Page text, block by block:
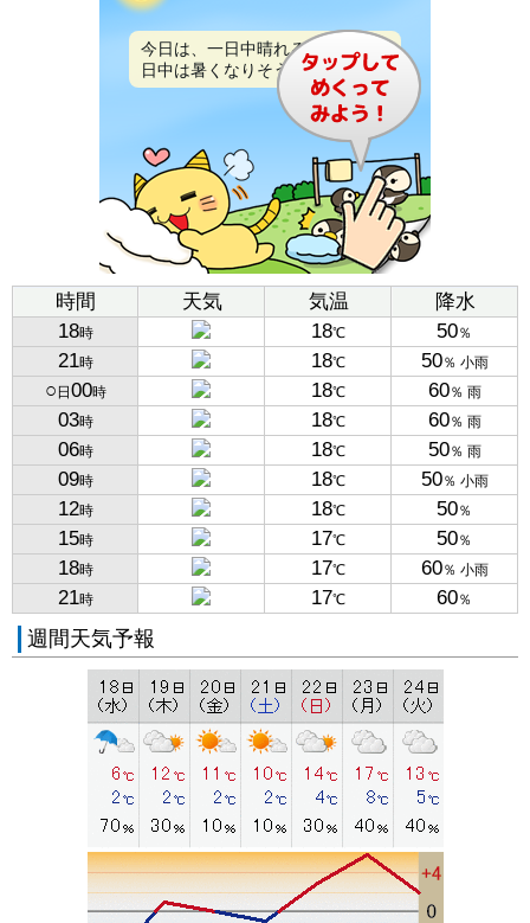
今日は、一日中晴れるでしょう。
日中は暑くなりそうです。
時間 天気 気温
降水
18時 18℃ 50％
21時 18℃ 50％ 小雨
○ 日 00時 18℃ 60％ 雨
03時 18℃ 60％ 雨
06時 18℃ 50％ 雨
09時 18℃ 50％ 小雨
12時 18℃ 50％
15時 17℃ 50％
18時 17℃ 60％ 小雨
21時 17℃ 60％
週間天気予報